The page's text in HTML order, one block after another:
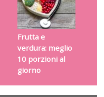
Frutta e
verdura: meglio
10 porzioni al
giorno